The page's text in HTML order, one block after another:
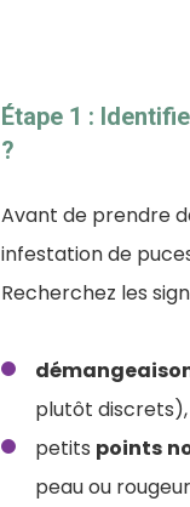
Étape 1 :
?
Avant de prendre
infestation de
Recherchez les
plutôt discrets),
petits points
peau ou